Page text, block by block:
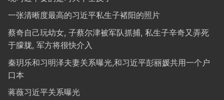
一张清晰度最高的习近平私生子褚阳的照片
蔡奇自己玩幼女, 子蔡尔津被军队抓捕, 私生子辛奇又弄死
于朦胧, 军方将很快介入
秦玥乐和习明泽夫妻关系曝光,和习近平彭丽媛共用一个户
口本
蒋薇习近平关系曝光